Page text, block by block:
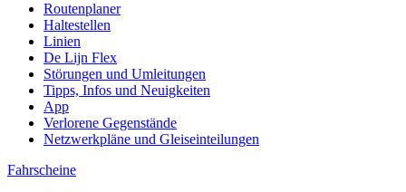
Routenplaner
Haltestellen
Linien
De Lijn Flex
Störungen und Umleitungen
Tipps, Infos und Neuigkeiten
App
Verlorene Gegenstände
Netzwerkpläne und Gleiseinteilungen
Fahrscheine